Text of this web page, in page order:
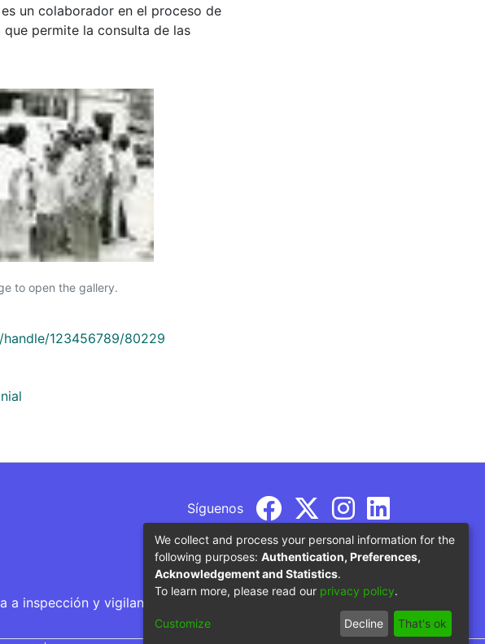
un colaborador en el proceso de
permite la consulta de las
to open the gallery.
123456789/80229
Síguenos
inspección y vigilancia por parte del Ministerio de Educación
We collect and process your personal information for the
following purposes: Authentication, Preferences,
Acknowledgement and Statistics.
To learn more, please read our privacy policy.
Customize Decline That's ok